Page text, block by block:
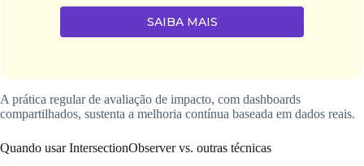
SAIBA MAIS
A prática regular de avaliação de impacto, com dashboards
compartilhados, sustenta a melhoria contínua baseada em dados reais.
Quando usar IntersectionObserver vs. outras técnicas